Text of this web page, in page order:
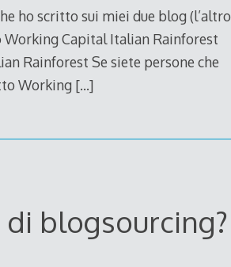
ho scritto sui miei due blog (l’altro
Capital Italian Rainforest
Rainforest Se siete persone che
Working […]
blogsourcing?